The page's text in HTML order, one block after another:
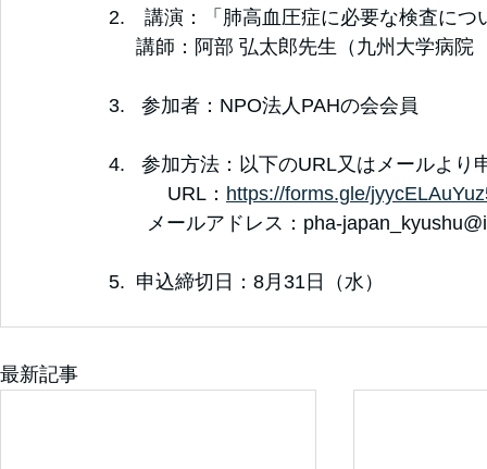
2.　講演：「肺高血圧症に必要な検査
講師：阿部 弘太郎先生（九州大学病
3.   参加者：NPO法人PAHの会会員
4.   参加方法：以下のURL又はメールより
URL： https://forms.gle/
メールアドレス：pha-
5.  申込締切日：8月31日（水）
最新記事